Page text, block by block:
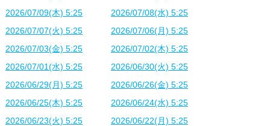
2026/07/09(木) 5:25
2026/07/08(水) 5:25
2026/07/07(火) 5:25
2026/07/06(月) 5:25
2026/07/03(金) 5:25
2026/07/02(木) 5:25
2026/07/01(水) 5:25
2026/06/30(火) 5:25
2026/06/29(月) 5:25
2026/06/26(金) 5:25
2026/06/25(木) 5:25
2026/06/24(水) 5:25
2026/06/23(火) 5:25
2026/06/22(月) 5:25